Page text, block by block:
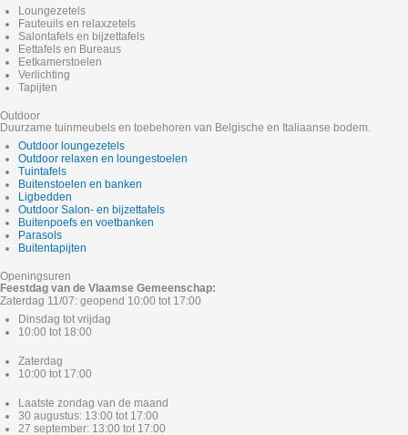
Loungezetels
Fauteuils en relaxzetels
Salontafels en bijzettafels
Eettafels en Bureaus
Eetkamerstoelen
Verlichting
Tapijten
Outdoor
Duurzame tuinmeubels en toebehoren van Belgische en Italiaanse bodem.
Outdoor loungezetels
Outdoor relaxen en loungestoelen
Tuintafels
Buitenstoelen en banken
Ligbedden
Outdoor Salon- en bijzettafels
Buitenpoefs en voetbanken
Parasols
Buitentapijten
Openingsuren
Feestdag van de Vlaamse Gemeenschap:
Zaterdag 11/07: geopend 10:00 tot 17:00
Dinsdag tot vrijdag
10:00 tot 18:00
Zaterdag
10:00 tot 17:00
Laatste zondag van de maand
30 augustus: 13:00 tot 17:00
27 september: 13:00 tot 17:00